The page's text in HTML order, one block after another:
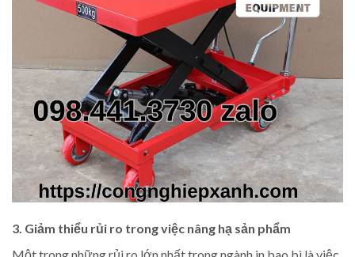
3. Giảm thiểu rủi ro trong việc nâng hạ sản phẩm